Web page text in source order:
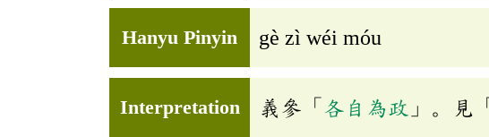
Hanyu Pinyin gè zì wéi móu
Interpretation 義參「 各自為政 」。見「